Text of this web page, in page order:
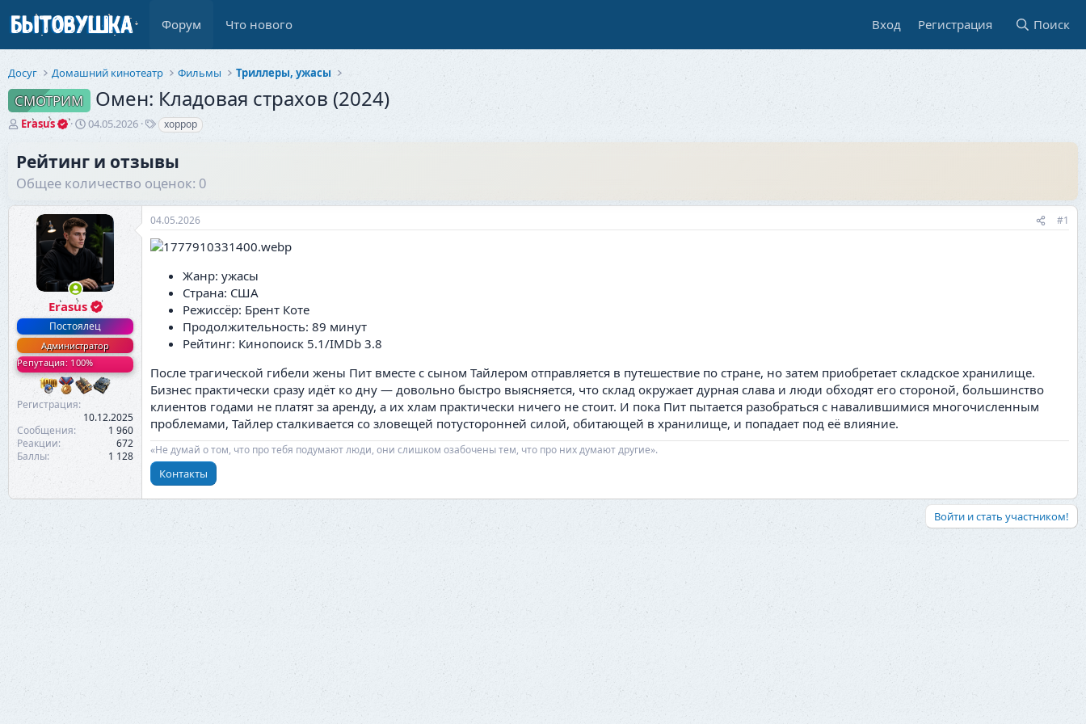
Форум Что нового Вход Регистрация Поиск
Досуг Домашний кинотеатр Фильмы Триллеры, ужасы
СМОТРИМ Омен: Кладовая страхов (2024)
А
о
р
е
Erasus
Д
н
ч
а
л
а
04.05.2026
Т
и
хоррор
Рейтинг и отзывы
Общее количество оценок: 0
Erasus
Постоялец
Администратор
Репутация: 100%
Регистрация
10.12.2025
Сообщения
1 960
Реакции
672
Баллы
1 128
04.05.2026 #1
Жанр: ужасы
Страна: США
Режиссёр: Брент Коте
Продолжительность: 89 минут
Рейтинг: Кинопоиск 5.1/IMDb 3.8
После трагической гибели жены Пит вместе с сыном Тайлером отправляется в путешествие по стране, но затем приобретает складское хранилище.
Бизнес практически сразу идёт ко дну — довольно быстро выясняется, что склад окружает дурная слава и люди обходят его стороной, большинство
клиентов годами не платят за аренду, а их хлам практически ничего не стоит. И пока Пит пытается разобраться с навалившимися многочисленным
проблемами, Тайлер сталкивается со зловещей потусторонней силой, обитающей в хранилище, и попадает под её влияние.
«Не думай о том, что про тебя подумают люди, они слишком озабочены тем, что про них думают другие».
Контакты
Войти и стать участником!